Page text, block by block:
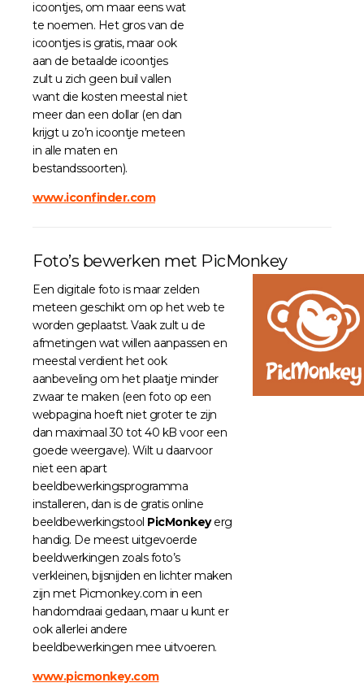
icoontjes, om maar eens wat
te noemen. Het gros van de
icoontjes is gratis, maar ook
aan de betaalde icoontjes
zult u zich geen buil vallen
want die kosten meestal niet
meer dan een dollar (en dan
krijgt u zo’n icoontje meteen
in alle maten en
bestandssoorten).
www.iconfinder.com
Foto’s bewerken met PicMonkey
Een digitale foto is maar zelden
meteen geschikt om op het web te
worden geplaatst. Vaak zult u de
afmetingen wat willen aanpassen en
meestal verdient het ook
aanbeveling om het plaatje minder
zwaar te maken (een foto op een
webpagina hoeft niet groter te zijn
dan maximaal 30 tot 40 kB voor een
goede weergave). Wilt u daarvoor
niet een apart
beeldbewerkingsprogramma
installeren, dan is de gratis online
beeldbewerkingstool PicMonkeyerg
handig. De meest uitgevoerde
beeldwerkingen zoals foto’s
verkleinen, bijsnijden en lichter maken
zijn met Picmonkey.com in een
handomdraai gedaan, maar u kunt er
ook allerlei andere
beeldbewerkingen mee uitvoeren.
www.picmonkey.com